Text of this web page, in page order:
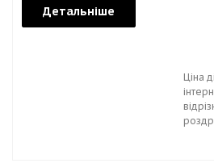
Детальніше
Ціна